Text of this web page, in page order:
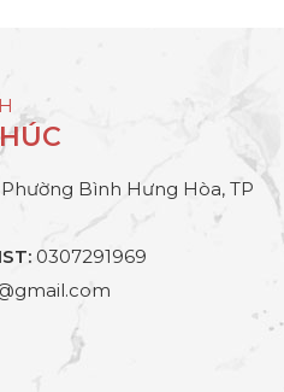
Phường Bình Hưng Hòa, TP
0307291969